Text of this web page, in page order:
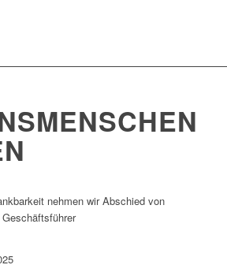
nehmen wir Abschied von